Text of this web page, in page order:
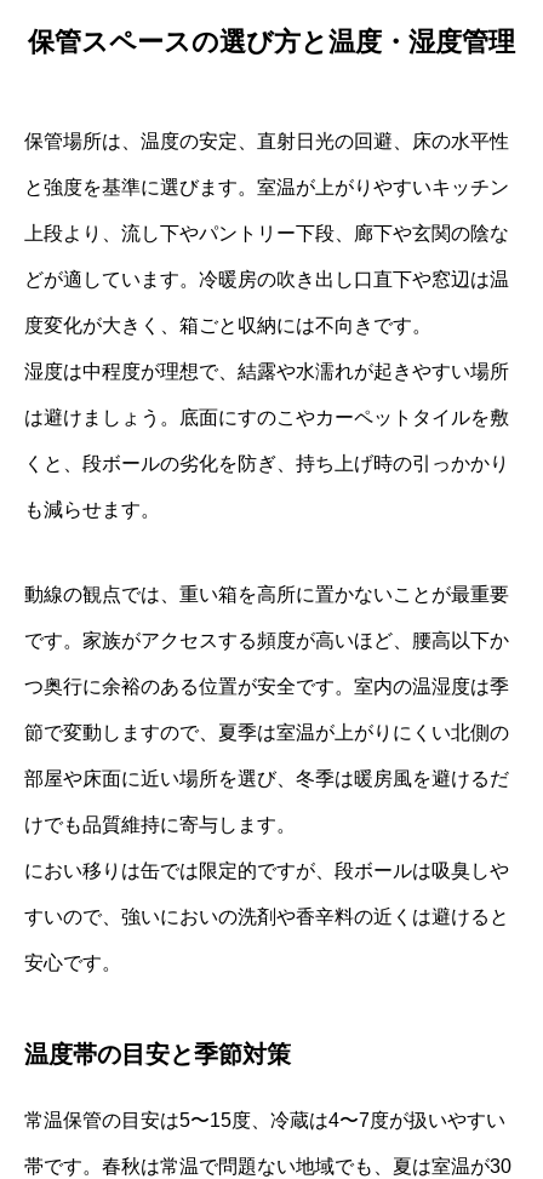
保管スペースの選び方と温度・湿度管理
保管場所は、温度の安定、直射日光の回避、床の水平性
と強度を基準に選びます。室温が上がりやすいキッチン
上段より、流し下やパントリー下段、廊下や玄関の陰な
どが適しています。冷暖房の吹き出し口直下や窓辺は温
度変化が大きく、箱ごと収納には不向きです。
湿度は中程度が理想で、結露や水濡れが起きやすい場所
は避けましょう。底面にすのこやカーペットタイルを敷
くと、段ボールの劣化を防ぎ、持ち上げ時の引っかかり
も減らせます。
動線の観点では、重い箱を高所に置かないことが最重要
です。家族がアクセスする頻度が高いほど、腰高以下か
つ奥行に余裕のある位置が安全です。室内の温湿度は季
節で変動しますので、夏季は室温が上がりにくい北側の
部屋や床面に近い場所を選び、冬季は暖房風を避けるだ
けでも品質維持に寄与します。
におい移りは缶では限定的ですが、段ボールは吸臭しや
すいので、強いにおいの洗剤や香辛料の近くは避けると
安心です。
温度帯の目安と季節対策
常温保管の目安は5〜15度、冷蔵は4〜7度が扱いやすい
帯です。春秋は常温で問題ない地域でも、夏は室温が30